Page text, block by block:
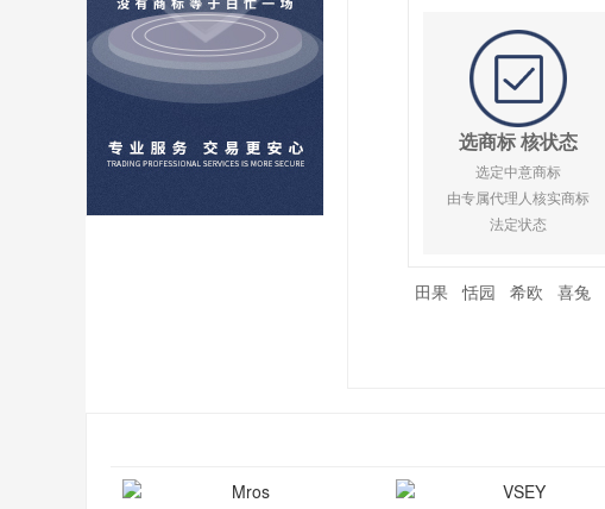
选商标 核状态
选定中意商标
由专属代理人核实商标
法定状态
田果 恬园 希欧 喜兔